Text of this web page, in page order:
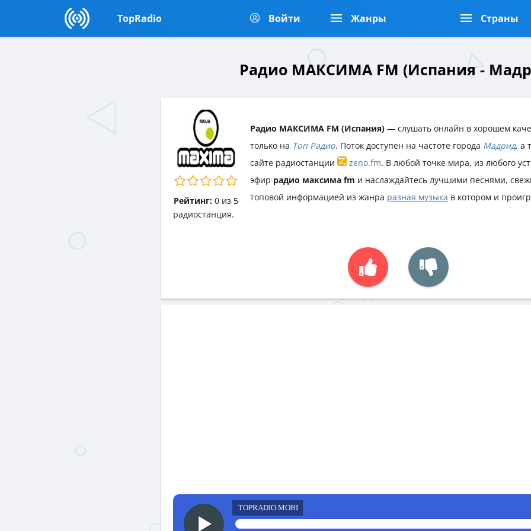
TopRadio Войти Жанры Страны
Радио МАКСИМА FM (Испания -
Рейтинг: 0из 5
Радио МАКСИМА FM (Испания) — слушать онлайн в хорошем
только на Топ Радио. Поток доступен на частоте города Мадрид, а
сайте радиостанции
zeno.fm. В любой точке мира, из любого
эфир радио максима fm и наслаждайтесь лучшими песнями,
топовой информацией из жанра разная музыка в котором и
радиостанция.
TOPRADIO.MOBI